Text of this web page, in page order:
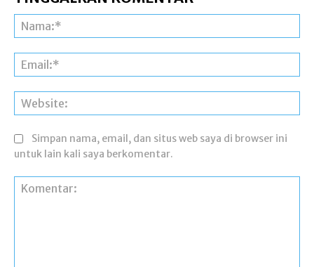
Simpan nama, email, dan situs web saya di browser ini
untuk lain kali saya berkomentar.